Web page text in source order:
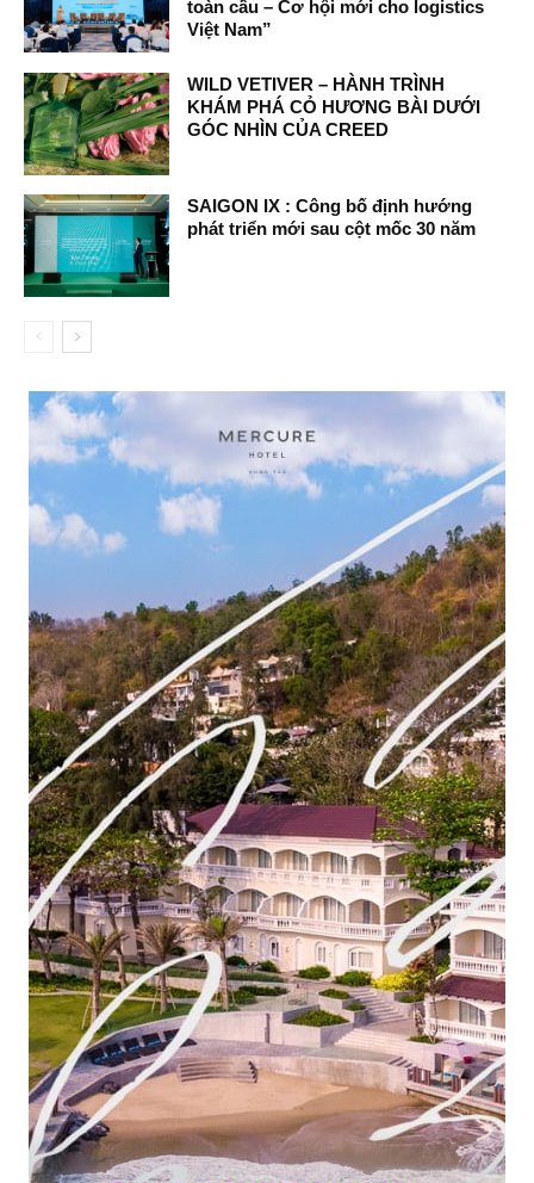
toàn cầu – Cơ hội mới cho logistics
Việt Nam”
WILD VETIVER – HÀNH TRÌNH
KHÁM PHÁ CỎ HƯƠNG BÀI DƯỚI
GÓC NHÌN CỦA CREED
SAIGON IX : Công bố định hướng
phát triển mới sau cột mốc 30 năm